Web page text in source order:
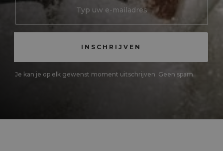
Je kan je op elk gewenst moment uitschrijven. Geen spam.